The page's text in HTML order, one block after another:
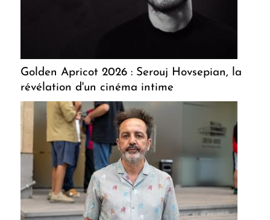
Golden Apricot 2026 : Serouj Hovsepian, la
révélation d'un cinéma intime